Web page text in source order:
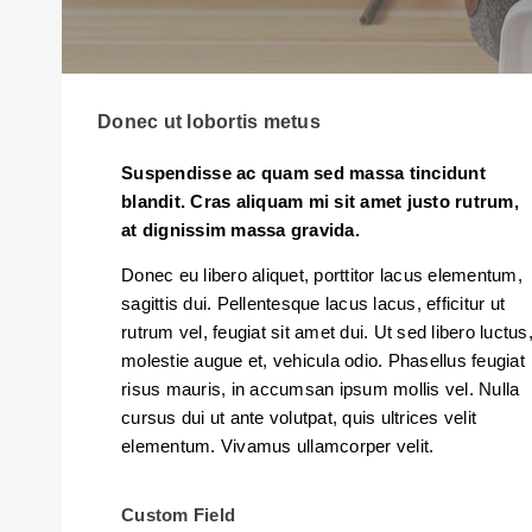
Donec ut lobortis metus
Suspendisse ac quam sed massa tincidunt
blandit. Cras aliquam mi sit amet justo rutrum,
at dignissim massa gravida.
Donec eu libero aliquet, porttitor lacus elementum,
sagittis dui. Pellentesque lacus lacus, efficitur ut
rutrum vel, feugiat sit amet dui. Ut sed libero luctus,
molestie augue et, vehicula odio. Phasellus feugiat
risus mauris, in accumsan ipsum mollis vel. Nulla
cursus dui ut ante volutpat, quis ultrices velit
elementum. Vivamus ullamcorper velit.
Custom Field